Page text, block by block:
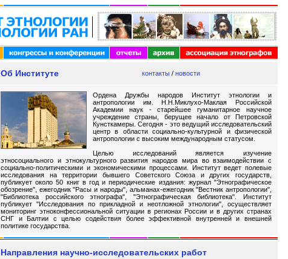
Об Институте контакты / новости
Ордена Дружбы народов Институт этнологии и
антропологии им. Н.Н.Миклухо-Маклая Российской
Академии наук - старейшее гуманитарное научное
учреждение страны, берущее начало от Петровской
Кунсткамеры. Сегодня - это ведущий исследовательский
центр в области социально-культурной и физической
антропологии с высоким международным статусом.
Целью исследований является изучение
этносоциального и этнокультурного развития народов мира во взаимодействии с
социально-политическими и экономическими процессами. Институт ведет полевые
исследования на территории бывшего Советского Союза и других государств,
публикует около 50 книг в год и периодические издания: журнал "Этнографическое
обозрение", ежегодник "Расы и народы", альманах-ежегодник "Вестник антропологии",
"Библиотека российского этнографа", "Этнографическая библиотека". Институт
публикует "Исследования по прикладной и неотложной этнологии", осуществляет
мониторинг этноконфессиональной ситуации в регионах России и в других странах
СНГ и Балтии с целью содействия более эффективной внутренней и внешней
политике государства.
Направления научно-исследовательских работ